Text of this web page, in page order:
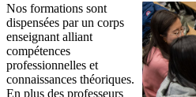
Nos formations sont
dispensées par un corps
enseignant alliant
compétences
professionnelles et
connaissances théoriques.
En plus des professeurs